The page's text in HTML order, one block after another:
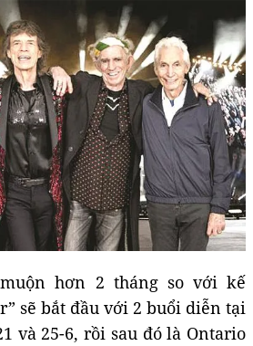
hơn 2 tháng so với kế
sẽ bắt đầu với 2 buổi diễn tại
và 25-6, rồi sau đó là Ontario